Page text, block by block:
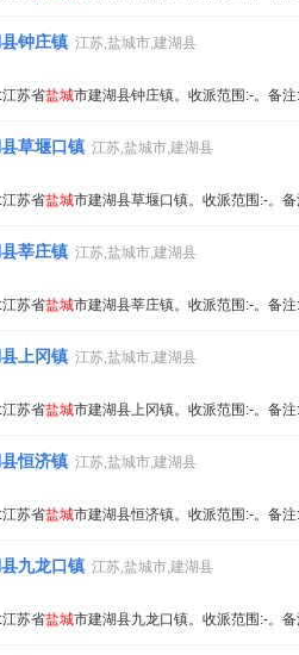
钟庄镇 江苏,盐城市,建湖县
苏省盐城市建湖县钟庄镇。收派范围:-。备
草堰口镇 江苏,盐城市,建湖县
苏省盐城市建湖县草堰口镇。收派范围:-。
莘庄镇 江苏,盐城市,建湖县
苏省盐城市建湖县莘庄镇。收派范围:-。备
上冈镇 江苏,盐城市,建湖县
苏省盐城市建湖县上冈镇。收派范围:-。备
恒济镇 江苏,盐城市,建湖县
苏省盐城市建湖县恒济镇。收派范围:-。备
九龙口镇 江苏,盐城市,建湖县
苏省盐城市建湖县九龙口镇。收派范围:-。